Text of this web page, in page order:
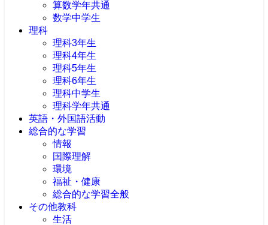
算数学年共通
数学中学生
理科
理科3年生
理科4年生
理科5年生
理科6年生
理科中学生
理科学年共通
英語・外国語活動
総合的な学習
情報
国際理解
環境
福祉・健康
総合的な学習全般
その他教科
生活